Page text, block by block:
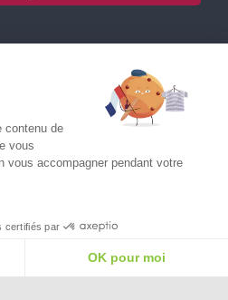
pour choisir une
pointure ?
contenu de
vous
vous accompagner pendant votre
certifiés par
OK pour moi